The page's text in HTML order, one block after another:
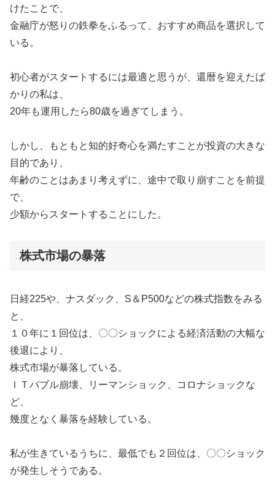
けたことで、
金融庁が怒りの鉄拳をふるって、おすすめ商品を選択して
いる。
初心者がスタートするには最適と思うが、還暦を迎えたば
かりの私は、
20年も運用したら80歳を過ぎてしまう。
しかし、もともと知的好奇心を満たすことが投資の大きな
目的であり、
年齢のことはあまり考えずに、途中で取り崩すことを前提
で、
少額からスタートすることにした。
株式市場の暴落
日経225や、ナスダック、S＆P500などの株式指数をみる
と、
１０年に１回位は、〇〇ショックによる経済活動の大幅な
後退により、
株式市場が暴落している。
ＩＴバブル崩壊、リーマンショック、コロナショックな
ど、
幾度となく暴落を経験している。
私が生きているうちに、最低でも２回位は、〇〇ショック
が発生しそうである。